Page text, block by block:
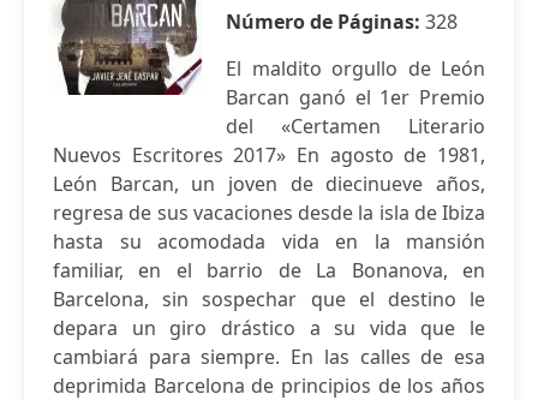
Número de Páginas: 328
El maldito orgullo de León
Barcan ganó el 1er Premio
del «Certamen Literario
Nuevos Escritores 2017» En agosto de 1981,
León Barcan, un joven de diecinueve años,
regresa de sus vacaciones desde la isla de Ibiza
hasta su acomodada vida en la mansión
familiar, en el barrio de La Bonanova, en
Barcelona, sin sospechar que el destino le
depara un giro drástico a su vida que le
cambiará para siempre. En las calles de esa
deprimida Barcelona de principios de los años